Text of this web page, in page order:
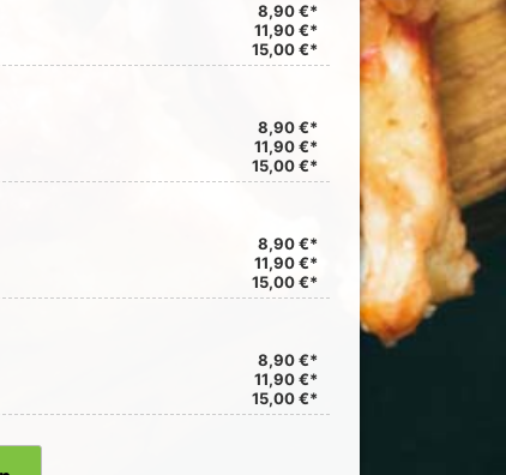
8,90 €*
11,90 €*
15,00 €*
8,90 €*
11,90 €*
15,00 €*
8,90 €*
11,90 €*
15,00 €*
8,90 €*
11,90 €*
15,00 €*